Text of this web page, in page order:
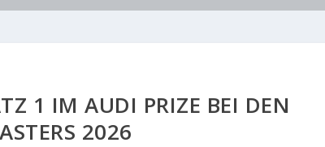
1 IM AUDI PRIZE BEI DEN
2026